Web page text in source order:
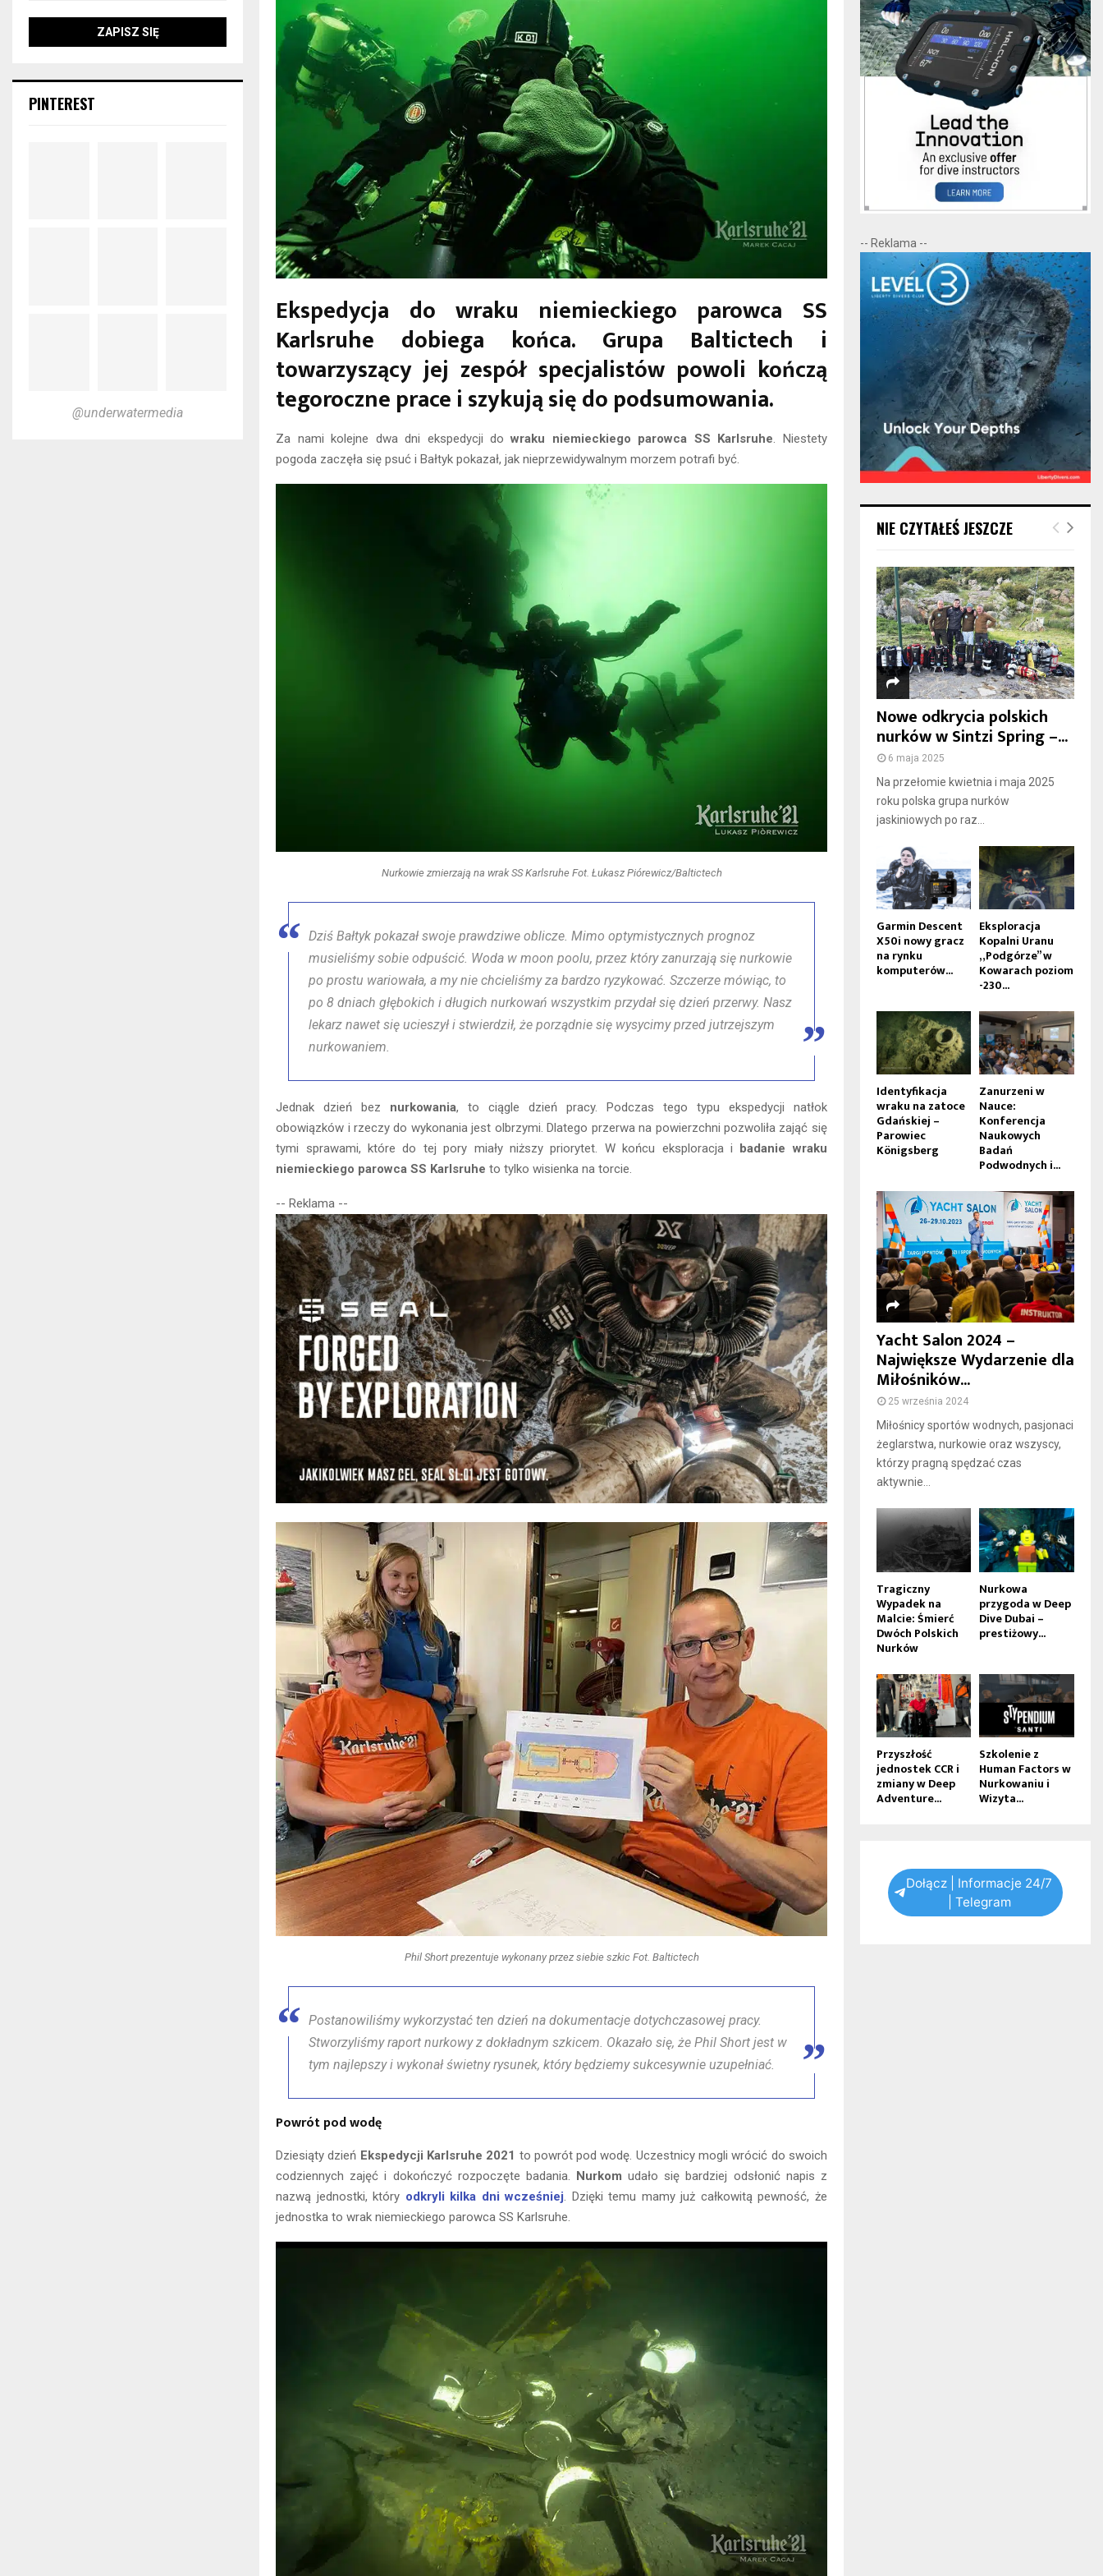
Ekspedycja do wraku niemieckiego parowca SS
Karlsruhe dobiega końca. Grupa Baltictech i
towarzyszący jej zespół specjalistów powoli kończą
tegoroczne prace i szykują się do podsumowania.
Za nami kolejne dwa dni ekspedycji dowraku niemieckiego parowca SS Karlsruhe. Niestety
pogoda zaczęła się psuć i Bałtyk pokazał, jak nieprzewidywalnym morzem potrafi być.
Nurkowie zmierzają na wrak SS Karlsruhe Fot. Łukasz Piórewicz/Baltictech
Dziś Bałtyk pokazał swoje prawdziwe oblicze. Mimo optymistycznych prognoz
musieliśmy sobie odpuścić. Woda w moon poolu, przez który zanurzają się nurkowie
po prostu wariowała, a my nie chcieliśmy za bardzo ryzykować. Szczerze mówiąc, to
po 8 dniach głębokich i długich nurkowań wszystkim przydał się dzień przerwy. Nasz
lekarz nawet się ucieszył i stwierdził, że porządnie się wysycimy przed jutrzejszym
nurkowaniem.
Jednak dzień bez nurkowania, to ciągle dzień pracy. Podczas tego typu ekspedycji natłok
obowiązków i rzeczy do wykonania jest olbrzymi. Dlatego przerwa na powierzchni pozwoliła zająć się
tymi sprawami, które do tej pory miały niższy priorytet. W końcu eksploracja i
badanie wraku
niemieckiego parowca SS Karlsruhe to tylko wisienka na torcie.
-- Reklama --
Phil Short prezentuje wykonany przez siebie szkic Fot. Baltictech
Postanowiliśmy wykorzystać ten dzień na dokumentacje dotychczasowej pracy.
Stworzyliśmy raport nurkowy z dokładnym szkicem. Okazało się, że Phil Short jest w
tym najlepszy i wykonał świetny rysunek, który będziemy sukcesywnie uzupełniać.
Powrót pod wodę
Dziesiąty dzień Ekspedycji Karlsruhe 2021 to powrót pod wodę. Uczestnicy mogli wrócić do swoich
codziennych zajęć i dokończyć rozpoczęte badania. Nurkom udało się bardziej odsłonić napis z
nazwą jednostki, który odkryli kilka dni wcześniej. Dzięki temu mamy już całkowitą pewność, że
jednostka to wrak niemieckiego parowca SS Karlsruhe.
PINTEREST
@underwatermedia
-- Reklama --
NIE CZYTAŁEŚ JESZCZE
Nowe odkrycia polskich
nurków w Sintzi Spring –...
6 maja 2025
Na przełomie kwietnia i maja 2025
roku polska grupa nurków
jaskiniowych po raz...
Garmin Descent
X50i nowy gracz
na rynku
komputerów...
Eksploracja
Kopalni Uranu
„Podgórze” w
Kowarach poziom
-230...
Identyfikacja
wraku na zatoce
Gdańskiej –
Parowiec
Königsberg
Zanurzeni w
Nauce:
Konferencja
Naukowych
Badań
Podwodnych i...
Yacht Salon 2024 –
Największe Wydarzenie dla
Miłośników...
25 września 2024
Miłośnicy sportów wodnych, pasjonaci
żeglarstwa, nurkowie oraz wszyscy,
którzy pragną spędzać czas
aktywnie...
Tragiczny
Wypadek na
Malcie: Śmierć
Dwóch Polskich
Nurków
Nurkowa
przygoda w Deep
Dive Dubai –
prestiżowy...
Przyszłość
jednostek CCR i
zmiany w Deep
Adventure...
Szkolenie z
Human Factors w
Nurkowaniu i
Wizyta...
Dołącz | Informacje 24/7
| Telegram